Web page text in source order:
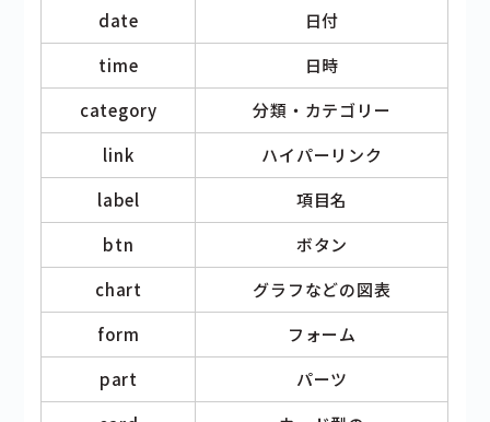
date
日付
time
日時
category
分類・カテゴリー
link
ハイパーリンク
label
項目名
btn
ボタン
chart
グラフなどの図表
form
フォーム
part
パーツ